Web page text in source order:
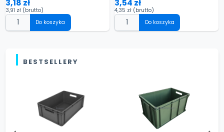
3,18 zł
3,91 zł (brutto)
Do koszyka
3,54 zł
4,35 zł (brutto)
Do koszyka